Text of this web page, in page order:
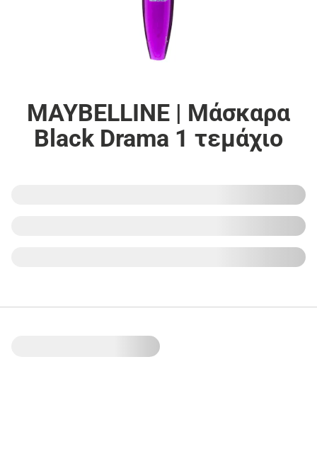
MAYBELLINE | Μάσκαρα
Black Drama 1 τεμάχιο